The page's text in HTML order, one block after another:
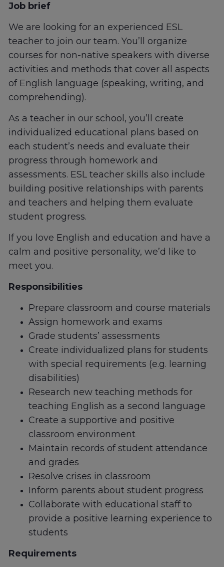
Job brief
We are looking for an experienced ESL
teacher to join our team. You’ll organize
courses for non-native speakers with diverse
activities and methods that cover all aspects
of English language (speaking, writing, and
comprehending).
As a teacher in our school, you’ll create
individualized educational plans based on
each student’s needs and evaluate their
progress through homework and
assessments. ESL teacher skills also include
building positive relationships with parents
and teachers and helping them evaluate
student progress.
If you love English and education and have a
calm and positive personality, we’d like to
meet you.
Responsibilities
Prepare classroom and course materials
Assign homework and exams
Grade students’ assessments
Create individualized plans for students
with special requirements (e.g. learning
disabilities)
Research new teaching methods for
teaching English as a second language
Create a supportive and positive
classroom environment
Maintain records of student attendance
and grades
Resolve crises in classroom
Inform parents about student progress
Collaborate with educational staff to
provide a positive learning experience to
students
Requirements